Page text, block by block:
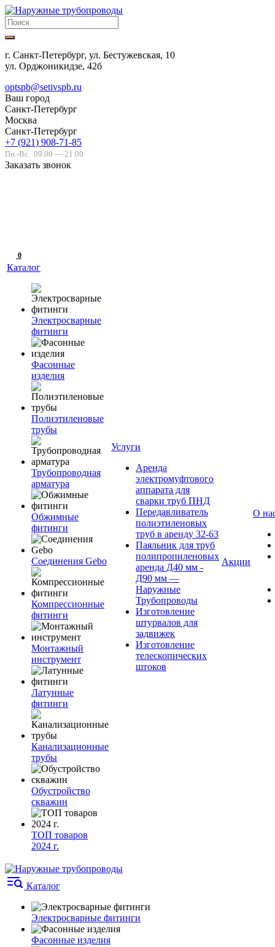
г. Санкт-Петербург, ул. Бестужевская, 10
ул. Орджоникидзе, 42б
optspb@setivspb.ru
Ваш город
Санкт-Петербург
Москва
Санкт-Петербург
+7 (921) 908-71-85
Пн.-Вс. 09.00 — 21.00
Заказать звонок
0
Каталог
Электросварные
фитинги
Фасонные
изделия
Полиэтиленовые
трубы
Трубопроводная
арматура
Обжимные
фитинги
Соединения Gebo
Компрессионные
фитинги
Монтажный
инструмент
Латунные
фитинги
Канализационные
трубы
Обустройство
скважин
ТОП товаров
2024 г.
Услуги
Аренда
электромуфтового
аппарата для
сварки труб ПНД
Передавливатель
полиэтиленовых
труб в аренду 32-63
Паяльник для труб
полипропиленовых
аренда Д40 мм -
Д90 мм —
Наружные
Трубопроводы
Изготовление
штурвалов для
задвижек
Изготовление
телескопических
штоков
Акции
О
Каталог
Электросварные фитинги
Фасонные изделия